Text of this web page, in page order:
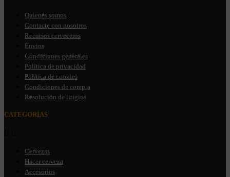
Quienes somos
Contacte con nosotros
Recursos cerveceros
Envios
Condiciones generales
Política de privacidad
Política de cookies
Condiciones de compra
Resolución de litigios
CATEGORÍAS
Cervezas
Hacer cerveza
Accesorios